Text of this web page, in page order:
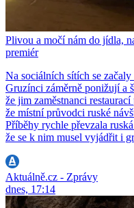
Plivou a močí nám do jídla,
premiér
Na sociálních sítích se
Gruzínci záměrně ponižují a
že jim zaměstnanci
že místní průvodci ruské
Příběhy rychle převzala
že se k nim musel vyjádřit i
Aktuálně.cz - Zprávy
dnes, 17:14